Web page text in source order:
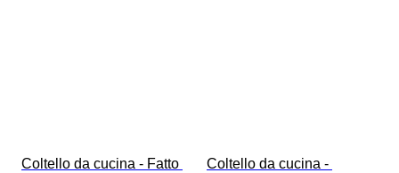
Coltello da cucina - Fatto
Coltello da cucina -